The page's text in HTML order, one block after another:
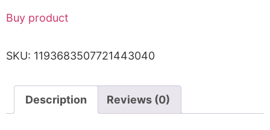
Buy product
SKU: 1193683507721443040
Description Reviews (0)